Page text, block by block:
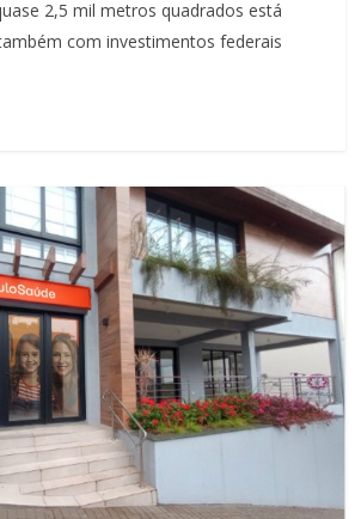
2,5 mil metros quadrados está
com investimentos federais